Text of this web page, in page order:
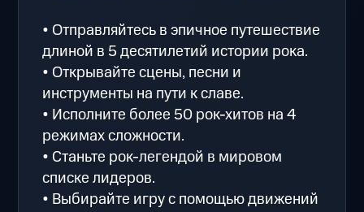
• Отправляйтесь в эпичное путешествие
длиной в 5 десятилетий истории рока.
• Открывайте сцены, песни и
инструменты на пути к славе.
• Исполните более 50 рок-хитов на 4
режимах сложности.
• Станьте рок-легендой в мировом
списке лидеров.
• Выбирайте игру с помощью движений